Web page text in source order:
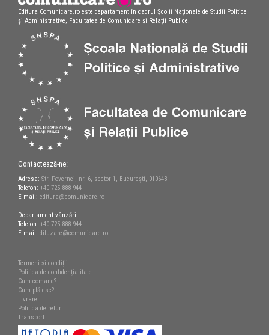
Editura Comunicare.ro este departament în cadrul Școlii Naționale de Studii Politice
și Administrative, Facultatea de Comunicare și Relații Publice.
Contactează-ne:
Adresa: Str. Povernei, nr. 6, sector 1, București, 010643
Telefon: +40 725 888 944
E-mail: editura@comunicare.ro
Departament vânzări:
Telefon: +40 725 888 944
E-mail: difuzare@comunicare.ro
Termeni și condiții
Politica de confidențialitate
Cum comand?
Cum plătesc?
Livrare
Politica de retur
Transport